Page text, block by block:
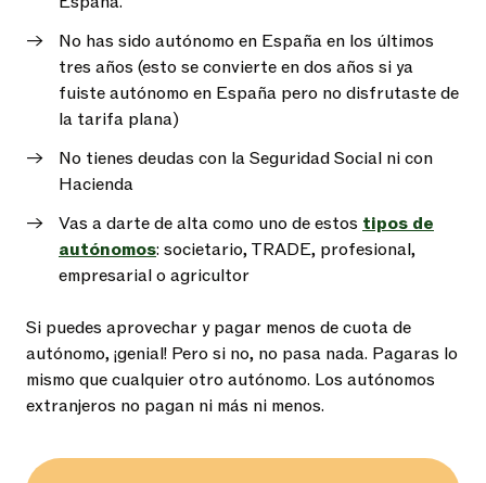
No has sido autónomo en España en los últimos
tres años (esto se convierte en dos años si ya
fuiste autónomo en España pero no disfrutaste de
la tarifa plana)
No tienes deudas con la Seguridad Social ni con
Hacienda
Vas a darte de alta como uno de estos tipos de
autónomos: societario, TRADE, profesional,
empresarial o agricultor
Si puedes aprovechar y pagar menos de cuota de
autónomo, ¡genial! Pero si no, no pasa nada. Pagaras lo
mismo que cualquier otro autónomo. Los autónomos
extranjeros no pagan ni más ni menos.